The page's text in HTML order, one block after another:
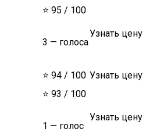
⭐ 95 / 100
3 — голоса
Узнать цену
⭐ 94 / 100 Узнать цену
⭐ 93 / 100
1 — голос
Узнать цену